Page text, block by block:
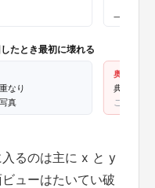
るのは主に x と y
ューはたいてい破